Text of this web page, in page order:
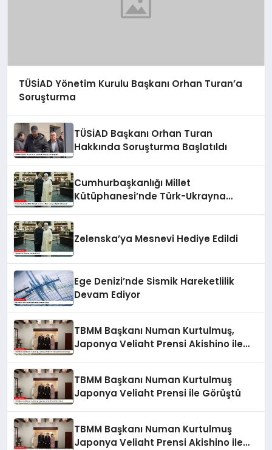
TÜSİAD Yönetim Kurulu Başkanı Orhan Turan’a
Soruşturma
TÜSİAD Başkanı Orhan Turan
Hakkında Soruşturma Başlatıldı
Cumhurbaşkanlığı Millet
Kütüphanesi’nde Türk-Ukrayna
Zelenska’ya Mesnevi Hediye Edildi
Ege Denizi’nde Sismik Hareketlilik
Devam Ediyor
TBMM Başkanı Numan Kurtulmuş,
Japonya Veliaht Prensi Akishino ile
TBMM Başkanı Numan Kurtulmuş
Japonya Veliaht Prensi ile Görüştü
TBMM Başkanı Numan Kurtulmuş
Japonya Veliaht Prensi Akishino ile